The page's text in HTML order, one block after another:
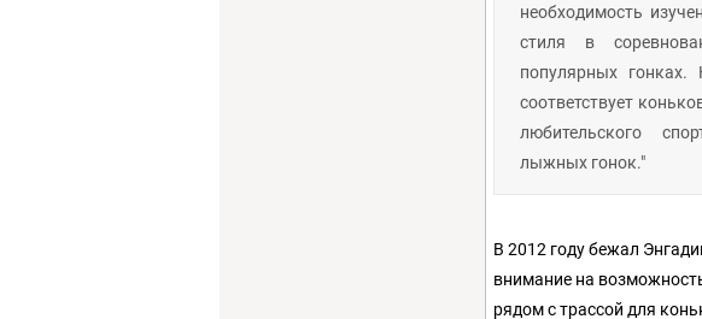
необходимость
стиля в
популярных
соответствует
любительского
лыжных гонок."
В 2012 году бежал
внимание на
рядом с трассой для